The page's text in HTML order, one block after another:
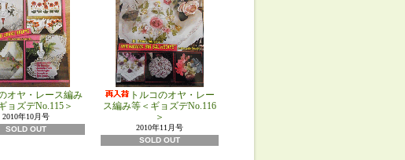
オヤ・レース編み
ョズデNo.115＞
2010年10月号
SOLD OUT
トルコのオヤ・レー
ス編み等＜ギョズデNo.116
＞
2010年11月号
SOLD OUT